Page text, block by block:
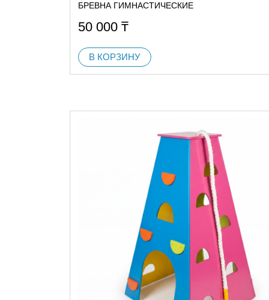
БРЕВНА ГИМНАСТИЧЕСКИЕ
50 000 ₸
В КОРЗИНУ